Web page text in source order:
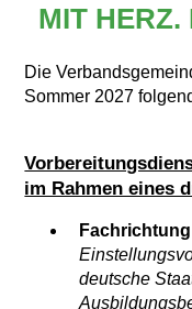
MIT HERZ.
Die
Sommer 2027
im Rahmen eines
deutsche